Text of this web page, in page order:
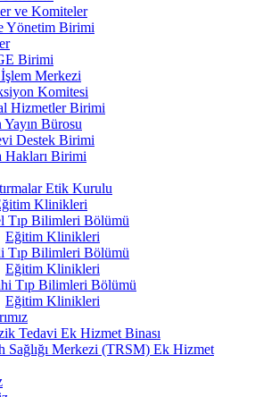
ve Komiteler
Yönetim Birimi
Birimi
Merkezi
Komitesi
Hizmetler Birimi
Yayın Bürosu
Destek Birimi
Hakları Birimi
Etik Kurulu
Klinikleri
Tıp Bilimleri Bölümü
Eğitim Klinikleri
Tıp Bilimleri Bölümü
Eğitim Klinikleri
Tıp Bilimleri Bölümü
Eğitim Klinikleri
Tedavi Ek Hizmet Binası
Sağlığı Merkezi (TRSM) Ek Hizmet